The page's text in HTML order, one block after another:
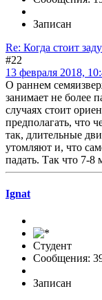
Записан
Re: Когда стоит
#22
13 февраля 2018,
О раннем
занимает не более
случаях стоит
предполагать, что
так, длительные
утомляют и, что
падать. Так что 7-8
Ignat
Студент
Сообщения:
Записан